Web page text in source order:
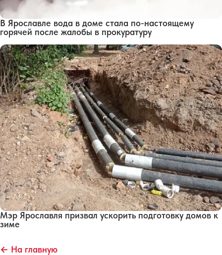
В Ярославле вода в доме стала по-настоящему
горячей после жалобы в прокуратуру
Мэр Ярославля призвал ускорить подготовку домов к
зиме
← На главную